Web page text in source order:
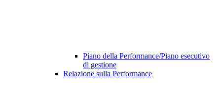
Piano della Performance/Piano esecutivo
di gestione
Relazione sulla Performance